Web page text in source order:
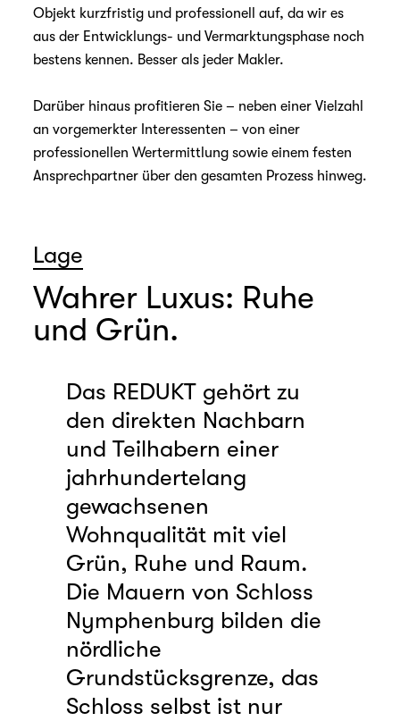
Objekt kurzfristig und professionell auf, da wir es
aus der Entwicklungs- und Vermarktungsphase noch
bestens kennen. Besser als jeder Makler.
Darüber hinaus profitieren Sie – neben einer Vielzahl
an vorgemerkter Interessenten – von einer
professionellen Wertermittlung sowie einem festen
Ansprechpartner über den gesamten Prozess hinweg.
Lage
Wahrer Luxus: Ruhe
und Grün.
Das REDUKT gehört zu
den direkten Nachbarn
und Teilhabern einer
jahrhundertelang
gewachsenen
Wohnqualität mit viel
Grün, Ruhe und Raum.
Die Mauern von Schloss
Nymphenburg bilden die
nördliche
Grundstücksgrenze, das
Schloss selbst ist nur